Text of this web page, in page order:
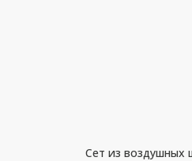
Сет из воздушных